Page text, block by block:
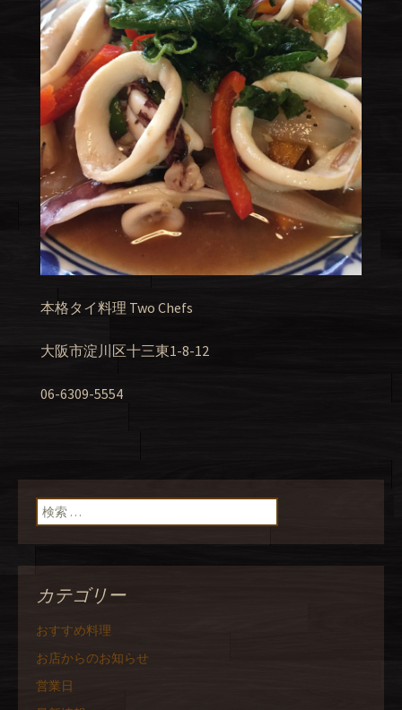
本格タイ料理 Two Chefs
大阪市淀川区十三東1-8-12
06-6309-5554
検索:
カテゴリー
おすすめ料理
お店からのお知らせ
営業日